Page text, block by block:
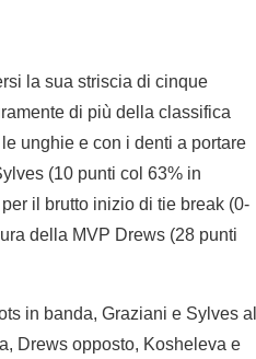
la sua striscia di cinque
di più della classifica
unghie e con i denti a portare
(10 punti col 63% in
il brutto inizio di tie break (0-
della MVP Drews (28 punti
in banda, Graziani e Sylves al
Drews opposto, Kosheleva e